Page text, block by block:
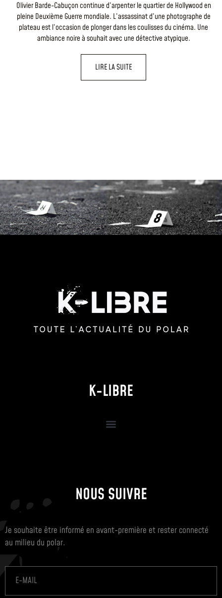
Olivier Barde-Cabuçon continue d’arpenter le quartier de Hollywood en
pleine Deuxième Guerre mondiale. L’assassinat d’une photographe de
plateau est l’occasion de plonger dans les coulisses du cinéma. Une
ambiance noire à souhait avec une détective atypique.
LIRE LA SUITE
K-LIBRE
NOUS SUIVRE
Je souhaite être informé en avant-première et rester connecté
au milieu du polar.